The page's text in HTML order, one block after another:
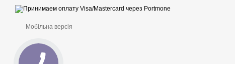
Мобільна версія